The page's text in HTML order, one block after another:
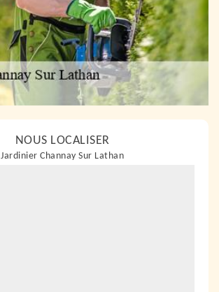
NOUS LOCALISER
Jardinier Channay Sur Lathan